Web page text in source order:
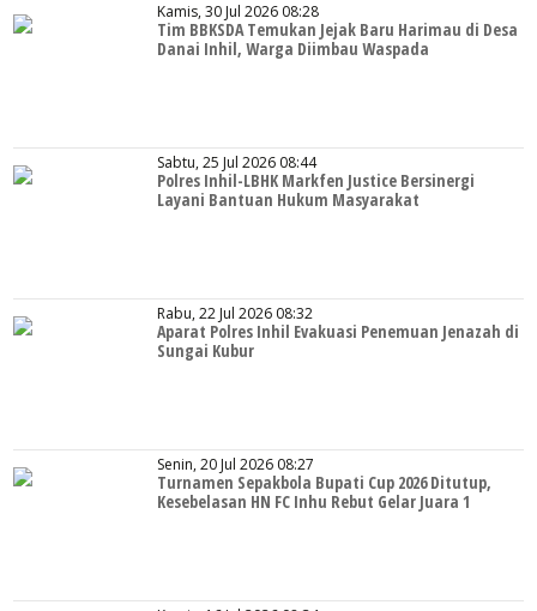
Kamis, 30 Jul 2026 08:28
Tim BBKSDA Temukan Jejak Baru Harimau di Desa
Danai Inhil, Warga Diimbau Waspada
Sabtu, 25 Jul 2026 08:44
Polres Inhil-LBHK Markfen Justice Bersinergi
Layani Bantuan Hukum Masyarakat
Rabu, 22 Jul 2026 08:32
Aparat Polres Inhil Evakuasi Penemuan Jenazah di
Sungai Kubur
Senin, 20 Jul 2026 08:27
Turnamen Sepakbola Bupati Cup 2026 Ditutup,
Kesebelasan HN FC Inhu Rebut Gelar Juara 1